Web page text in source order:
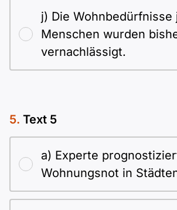
j) Die Wohnbedürfnisse
Menschen wurden
vernachlässigt.
Text 5
a) Experte
Wohnungsnot in